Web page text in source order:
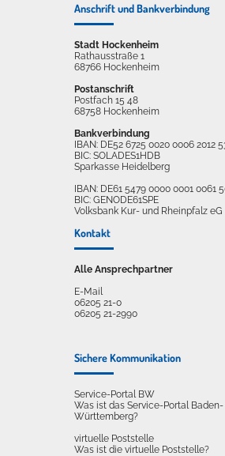
Anschrift und Bankverbindung
Stadt Hockenheim
Rathausstraße 1
68766 Hockenheim
Postanschrift
Postfach 15 48
68758 Hockenheim
Bankverbindung
IBAN: DE52 6725 0020 0006 2012
BIC: SOLADES1HDB
Sparkasse Heidelberg
IBAN: DE61 5479 0000 0001 0061
BIC: GENODE61SPE
Volksbank Kur- und Rheinpfalz eG
Kontakt
Alle Ansprechpartner
E-Mail
06205 21-0
06205 21-2990
Sichere Kommunikation
Service-Portal BW
Was ist das Service-Portal Baden-
Württemberg?
virtuelle Poststelle
Was ist die virtuelle Poststelle?